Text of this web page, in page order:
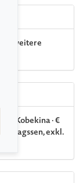
weitere
Kobekina · €
exkl.